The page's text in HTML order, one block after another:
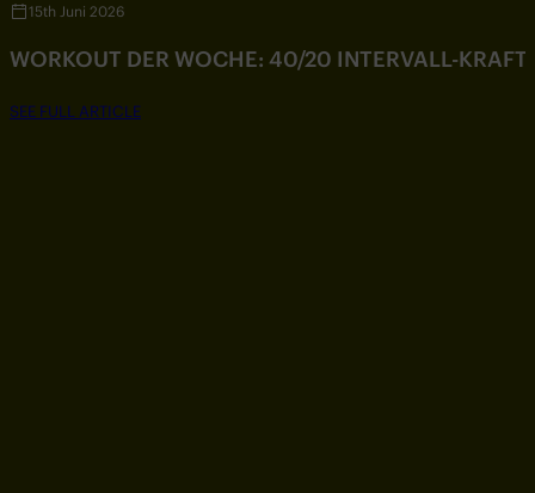
15th Juni 2026
WORKOUT DER WOCHE: 40/20 INTERVALL-
SEE FULL ARTICLE